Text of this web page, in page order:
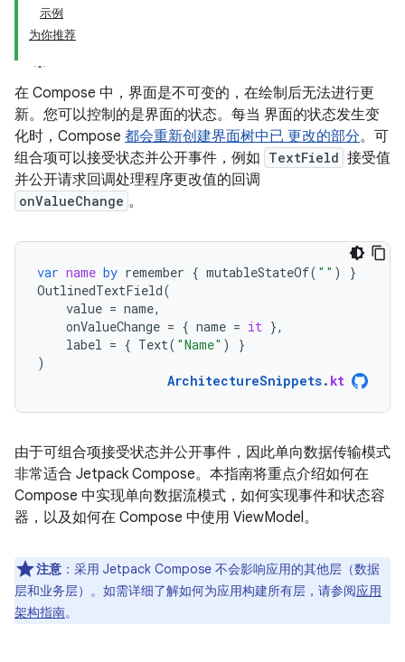
示例
为你推荐
在 Compose 中，界面是不可变的，在绘制后无法进行更
新。您可以控制的是界面的状态。每当 界面的状态发生变
化时，Compose 都会重新创建界面树中已 更改的部分。可
组合项可以接受状态并公开事件，例如 TextField 接受值
并公开请求回调处理程序更改值的回调
onValueChange 。
var name by remember { mutableStateOf( "" )
}
OutlinedTextField(
value = name,
onValueChange = { name = it },
label = { Text( "Name" )
}
)
ArchitectureSnippets. kt
由于可组合项接受状态并公开事件，因此单向数据传输模式
非常适合 Jetpack Compose。本指南将重点介绍如何在
Compose 中实现单向数据流模式，如何实现事件和状态容
器，以及如何在 Compose 中使用 ViewModel。
注意 ： 采用 Jetpack Compose 不会影响应用的其他层（数据
层和业务层）。如需详细了解如何为应用构建所有层，请参阅应用
架构指南。